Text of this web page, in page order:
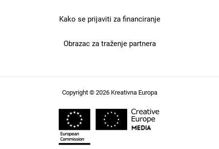
Kako se prijaviti za financiranje
Obrazac za traženje partnera
Copyright © 2026 Kreativna Europa